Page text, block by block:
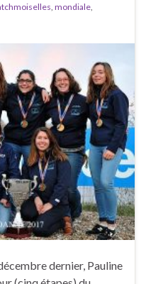
mondiale
dernier, Pauline